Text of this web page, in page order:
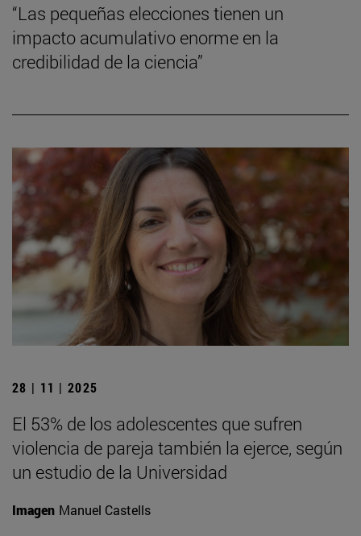
“Las pequeñas elecciones tienen un
impacto acumulativo enorme en la
credibilidad de la ciencia”
28 | 11 | 2025
El 53% de los adolescentes que sufren
violencia de pareja también la ejerce, según
un estudio de la Universidad
Imagen Manuel Castells